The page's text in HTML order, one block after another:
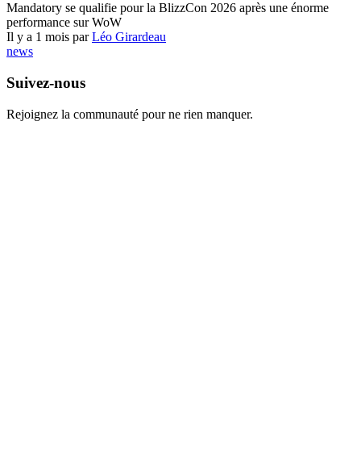
Mandatory se qualifie pour la BlizzCon 2026 après une énorme
performance sur WoW
Il y a 1 mois parLéo Girardeau
news
Suivez-nous
Rejoignez la communauté pour ne rien manquer.